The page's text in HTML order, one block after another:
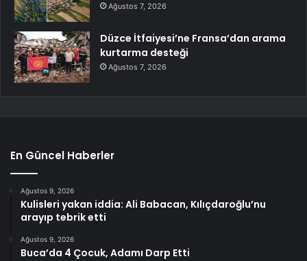
Ağustos 7, 2026
Düzce İtfaiyesi’ne Fransa’dan arama
kurtarma desteği
Ağustos 7, 2026
En Güncel Haberler
Ağustos 9, 2026
Kulisleri yakan iddia: Ali Babacan, Kılıçdaroğlu’nu
arayıp tebrik etti
Ağustos 9, 2026
Buca’da 4 Çocuk, Adamı Darp Etti